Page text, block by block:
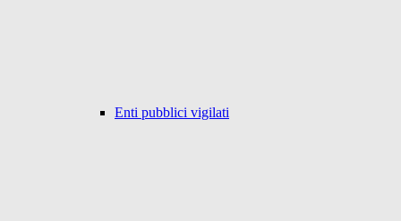
Enti pubblici vigilati